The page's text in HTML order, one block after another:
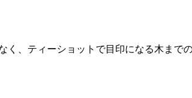
く、ティーショットで目印になる木ま